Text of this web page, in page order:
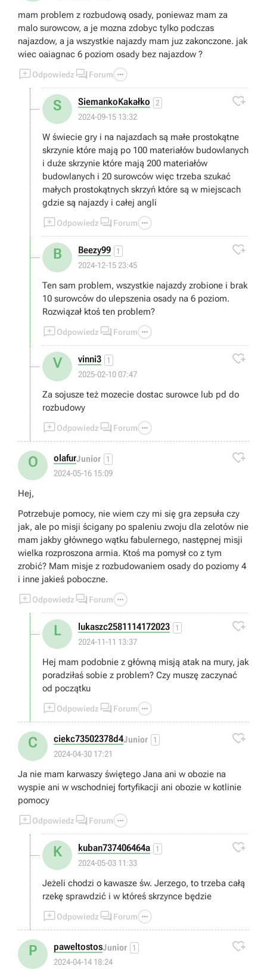
mam problem z rozbudową osady, poniewaz mam za
malo surowcow, a je mozna zdobyc tylko podczas
najazdow, a ja wszystkie najazdy mam juz zakonczone. jak
wiec oaiagnac 6 poziom osady bez najazdow ?
Odpowiedz  Forum 
S SiemankoKakałko 2
2024-09-15 13:32

W świecie gry i na najazdach są małe prostokątne
skrzynie które mają po 100 materiałów budowlanych
i duże skrzynie które mają 200 materiałów
budowlanych i 20 surowców więc trzeba szukać
małych prostokątnych skrzyń które są w miejscach
gdzie są najazdy i całej angli
Odpowiedz  Forum 
B Beezy99 1
2024-12-15 23:45

Ten sam problem, wszystkie najazdy zrobione i brak
10 surowców do ulepszenia osady na 6 poziom.
Rozwiązał ktoś ten problem?
Odpowiedz  Forum 
V vinni3 1
2025-02-10 07:47

Za sojusze też mozecie dostac surowce lub pd do
rozbudowy
Odpowiedz  Forum 
O olafurJunior 1
2024-05-16 15:09

Hej,
Potrzebuje pomocy, nie wiem czy mi się gra zepsuła czy
jak, ale po misji ścigany po spaleniu zwoju dla zelotów nie
mam jakby głównego wątku fabulernego, następnej misji
wielka rozproszona armia. Ktoś ma pomysł co z tym
zrobić? Mam misje z rozbudowaniem osady do poziomy 4
i inne jakieś poboczne.
Odpowiedz  Forum 
L lukaszc2581114172023 1
2024-11-11 13:37

Hej mam podobnie z główną misją atak na mury, jak
poradziłaś sobie z problem? Czy muszę zaczynać
od początku
Odpowiedz  Forum 
C ciekc73502378d4Junior 1
2024-04-30 17:21

Ja nie mam karwaszy świętego Jana ani w obozie na
wyspie ani w wschodniej fortyfikacji ani obozie w kotlinie
pomocy
Odpowiedz  Forum 
K kuban737406464a 1
2024-05-03 11:33

Jeżeli chodzi o kawasze św. Jerzego, to trzeba całą
rzekę sprawdzić i w któreś skrzynce będzie
Odpowiedz  Forum 
P paweltostosJunior 1
2024-04-14 18:24
